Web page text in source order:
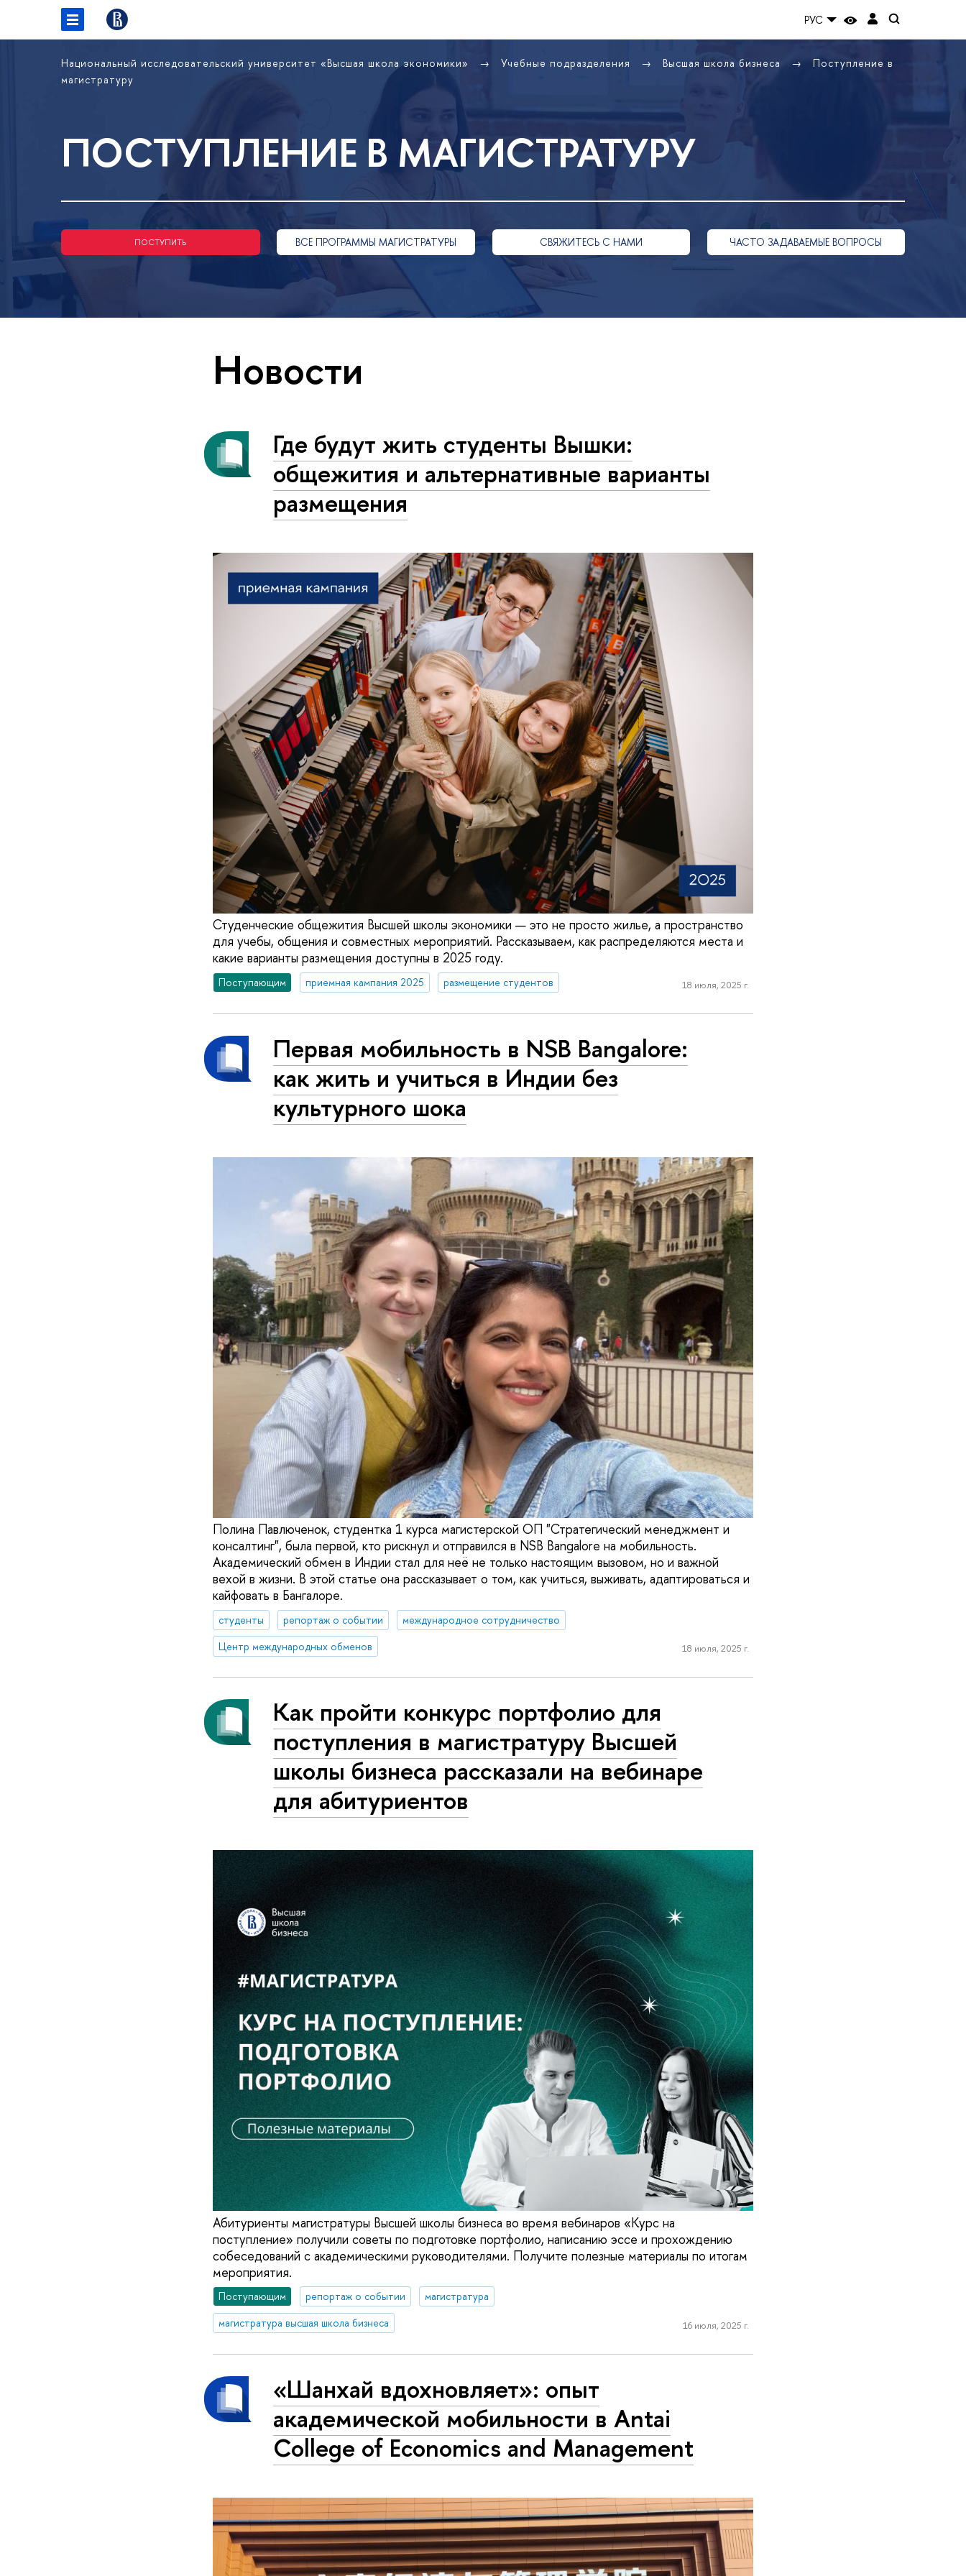
РУС
Национальный исследовательский университет «Высшая школа экономики» Учебные подразделения Высшая школа бизнеса
Поступление в
магистратуру
ПОСТУПЛЕНИЕ В МАГИСТРАТУРУ
ПОСТУПИТЬ ВСЕ ПРОГРАММЫ МАГИСТРАТУРЫ СВЯЖИТЕСЬ С НАМИ ЧАСТО ЗАДАВАЕМЫЕ ВОПРОСЫ
Новости
Где будут жить студенты Вышки:
общежития и альтернативные варианты
размещения
Студенческие общежития Высшей школы экономики — это не просто жилье, а пространство
для учебы, общения и совместных мероприятий. Рассказываем, как распределяются места и
какие варианты размещения доступны в 2025 году.
Поступающим приемная кампания 2025 размещение студентов 18 июля, 2025 г.
Первая мобильность в NSB Bangalore:
как жить и учиться в Индии без
культурного шока
Полина Павлюченок, студентка 1 курса магистерской ОП "Стратегический менеджмент и
консалтинг", была первой, кто рискнул и отправился в NSB Bangalore на мобильность.
Академический обмен в Индии стал для неё не только настоящим вызовом, но и важной
вехой в жизни. В этой статье она рассказывает о том, как учиться, выживать, адаптироваться и
кайфовать в Бангалоре.
студенты репортаж о событии
международное сотрудничество
Центр международных обменов
18 июля, 2025 г.
Как пройти конкурс портфолио для
поступления в магистратуру Высшей
школы бизнеса рассказали на вебинаре
для абитуриентов
Абитуриенты магистратуры Высшей школы бизнеса во время вебинаров «Курс на
поступление» получили советы по подготовке портфолио, написанию эссе и прохождению
собеседований с академическими руководителями. Получите полезные материалы по итогам
мероприятия.
Поступающим репортаж о событии
магистратура
магистратура высшая школа бизнеса
16 июля, 2025 г.
«Шанхай вдохновляет»: опыт
академической мобильности в Antai
College of Economics and Management